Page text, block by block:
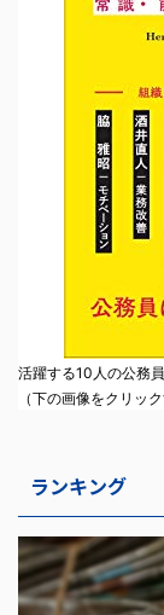
活躍する10人の公務
（下の画像をクリッ
ランキング